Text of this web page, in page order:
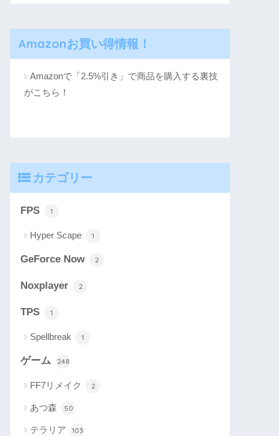
Amazonお買い得情報！
Amazonで「2.5%引き」で商品を購入する裏技
がこちら！
カテゴリー
FPS 1
Hyper Scape 1
GeForce Now 2
Noxplayer 2
TPS 1
Spellbreak 1
ゲーム 248
FF7リメイク 2
あつ森 50
テラリア 103